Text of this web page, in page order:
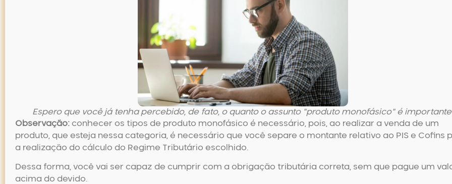
Espero que você já tenha percebido, de fato, o quanto o assunto "produto monofásico" é
Observação: conhecer os tipos de produto monofásico é necessário, pois, ao realizar a venda de um
produto, que esteja nessa categoria, é necessário que você separe o montante relativo ao PIS e Cofins
a realização do cálculo do Regime Tributário escolhido.
Dessa forma, você vai ser capaz de cumprir com a obrigação tributária correta, sem que pague um
acima do devido.